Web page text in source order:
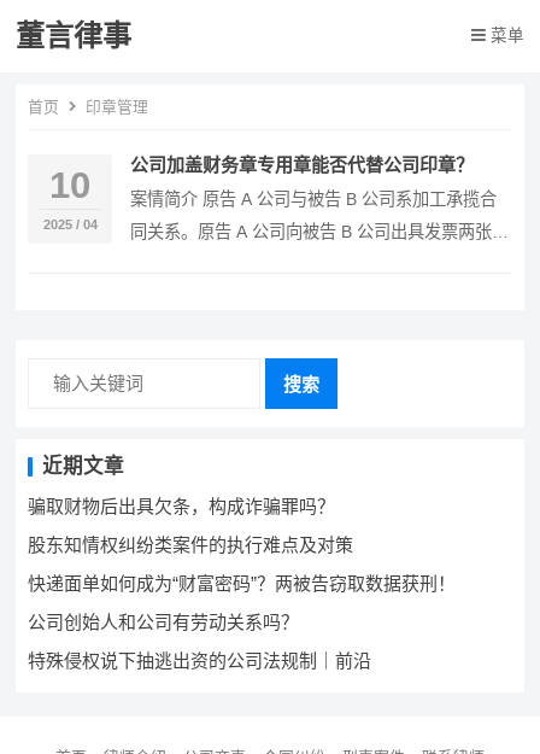
董言律事 菜单
首页 印章管理
10
2025 / 04
公司加盖财务章专用章能否代替公司印章？
案情简介 原告 A 公司与被告 B 公司系加工承揽合
同关系。原告 A 公司向被告 B 公司出具发票两张，
搜索
近期文章
骗取财物后出具欠条，构成诈骗罪吗？
股东知情权纠纷类案件的执行难点及对策
快递面单如何成为“财富密码”？两被告窃取数据获刑！
公司创始人和公司有劳动关系吗？
特殊侵权说下抽逃出资的公司法规制｜前沿